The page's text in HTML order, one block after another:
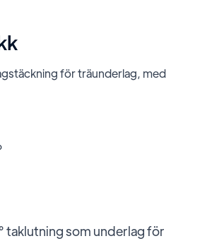
för träunderlag, med
taklutning som underlag för